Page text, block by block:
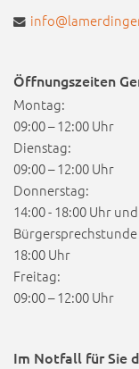
Öffnungszeiten
Montag:
09:00 – 12:00 Uhr
Dienstag:
09:00 – 12:00 Uhr
Donnerstag:
14:00 - 18:00 Uhr und
Bürgersprechstunde
18:00 Uhr
Freitag:
09:00 – 12:00 Uhr
Im Notfall für Sie